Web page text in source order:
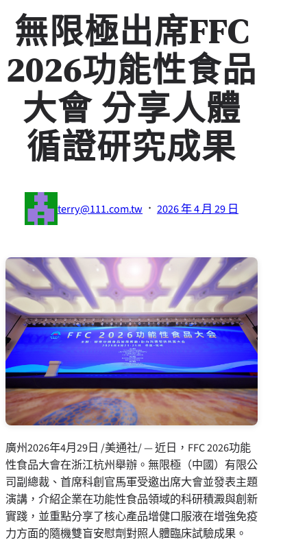
無限極出席FFC
2026功能性食品
大會 分享人體
循證研究成果
terry@111.com.tw · 2026 年 4 月 29 日
廣州2026年4月29日 /美通社/ — 近日，FFC 2026功能
性食品大會在浙江杭州舉辦。無限極（中國）有限公
司副總裁、首席科創官馬軍受邀出席大會並發表主題
演講，介紹企業在功能性食品領域的科研積澱與創新
實踐，並重點分享了核心產品增健口服液在增強免疫
力方面的隨機雙盲安慰劑對照人體臨床試驗成果。